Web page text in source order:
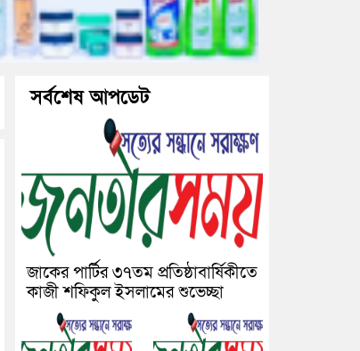
সর্বশেষ আপডেট
জাকের পার্টির ৩৭তম প্রতিষ্ঠাবার্ষিকীতে
কাজী শফিকুল ইসলামের শুভেচ্ছা